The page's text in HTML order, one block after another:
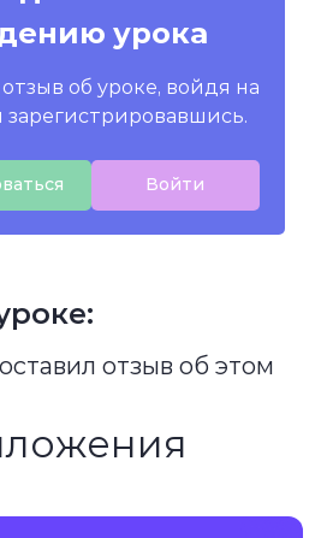
урока
об уроке, войдя на
Войти
отзыв об этом